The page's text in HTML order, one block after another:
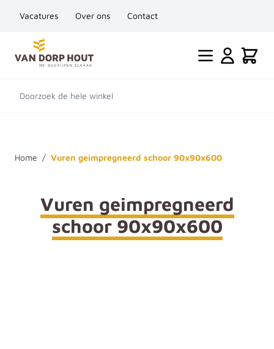
Vacatures Over ons Contact
Ga naar de inhoud
Cart
Doorzoek de hele winkel
Home / Vuren geimpregneerd schoor 90x90x600
Vuren geimpregneerd
schoor 90x90x600